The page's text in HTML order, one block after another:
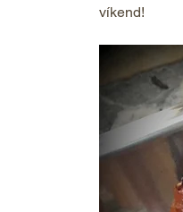
víkend!